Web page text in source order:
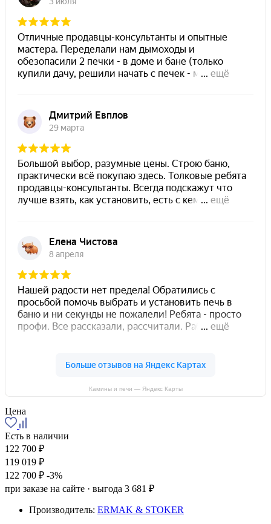
Камины и печи — Яндекс Карты
Цена
Есть в наличии
122 700 ₽
119 019 ₽
122 700 ₽ -3%
при заказе на сайте · выгода 3 681 ₽
Производитель: ERMAK & STOKER